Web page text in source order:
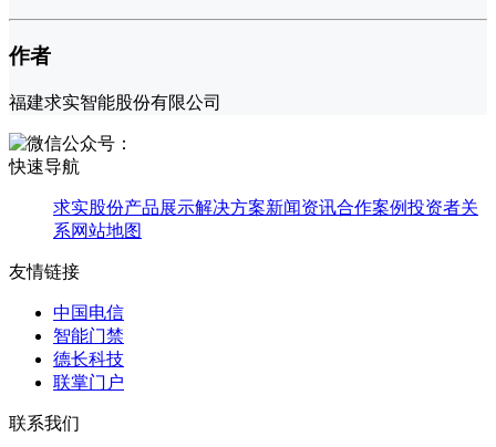
作者
福建求实智能股份有限公司
快速导航
求实股份产品展示解决方案新闻资讯合作案例投资者关
系网站地图
友情链接
中国电信
智能门禁
德长科技
联掌门户
联系我们